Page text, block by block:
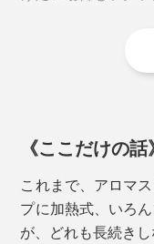
本体にはあらかじ
ことなく、次の香
アルコールは、「
ノール（無香料・
どちらもドラッグス
《ここだけの
これまで、アロマ
プに加熱式、いろ
が、どれも長続きし